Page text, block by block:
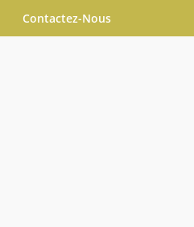
Contactez-Nous